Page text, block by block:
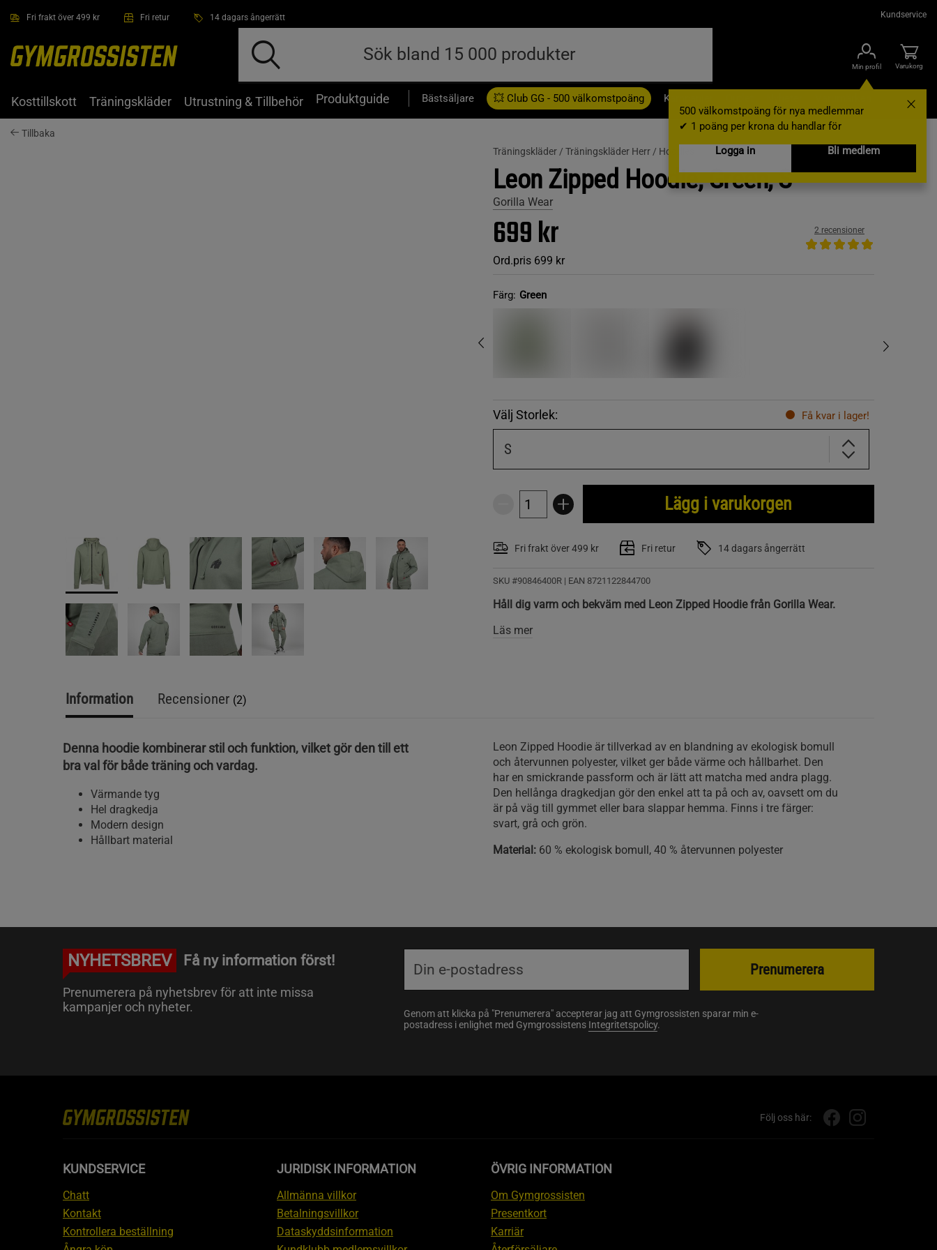
Fri frakt över 499 kr Fri retur 14 dagars ångerrätt Kundservice
Min profil
500 välkomstpoäng för nya medlemmar
✔ 1 poäng per krona du handlar för
Logga in
Bli medlem
Varukorg
Kosttillskott Träningskläder Utrustning & Tillbehör Produktguide Bästsäljare 💥 Club GG - 500 välkomstpoäng Kampanjer
Tillbaka
Träningskläder / Träningskläder Herr / Hoodies
Leon Zipped Hoodie, Green, S
Gorilla Wear
699 kr
Ord.pris 699 kr
2 recensioner
Färg: Green
Välj Storlek: Få kvar i lager!
S
Lägg i varukorgen
Fri frakt över 499 kr Fri retur 14 dagars ångerrätt
SKU #90846400R | EAN 8721122844700
Håll dig varm och bekväm med Leon Zipped Hoodie från Gorilla Wear.
Läs mer
Information Recensioner (2)
Denna hoodie kombinerar stil och funktion, vilket gör den till ett
bra val för både träning och vardag.
Värmande tyg
Hel dragkedja
Modern design
Hållbart material
Leon Zipped Hoodie är tillverkad av en blandning av ekologisk bomull
och återvunnen polyester, vilket ger både värme och hållbarhet. Den
har en smickrande passform och är lätt att matcha med andra plagg.
Den hellånga dragkedjan gör den enkel att ta på och av, oavsett om du
är på väg till gymmet eller bara slappar hemma. Finns i tre färger:
svart, grå och grön.
Material:60 % ekologisk bomull, 40 % återvunnen polyester
NYHETSBREV Få ny information först!
Prenumerera på nyhetsbrev för att inte missa
kampanjer och nyheter.
Genom att klicka på "Prenumerera" accepterar jag att Gymgrossisten sparar min e-
postadress i enlighet med Gymgrossistens Integritetspolicy.
Prenumerera
Följ oss här:
KUNDSERVICE
Chatt
Kontakt
Kontrollera beställning
JURIDISK INFORMATION
Allmänna villkor
Betalningsvillkor
Dataskyddsinformation
ÖVRIG INFORMATION
Om Gymgrossisten
Presentkort
Karriär